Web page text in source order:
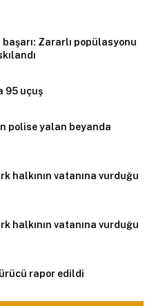
Zararlı popülasyonu
95 uçuş
polise yalan beyanda
halkının vatanına vurduğu
halkının vatanına vurduğu
rapor edildi